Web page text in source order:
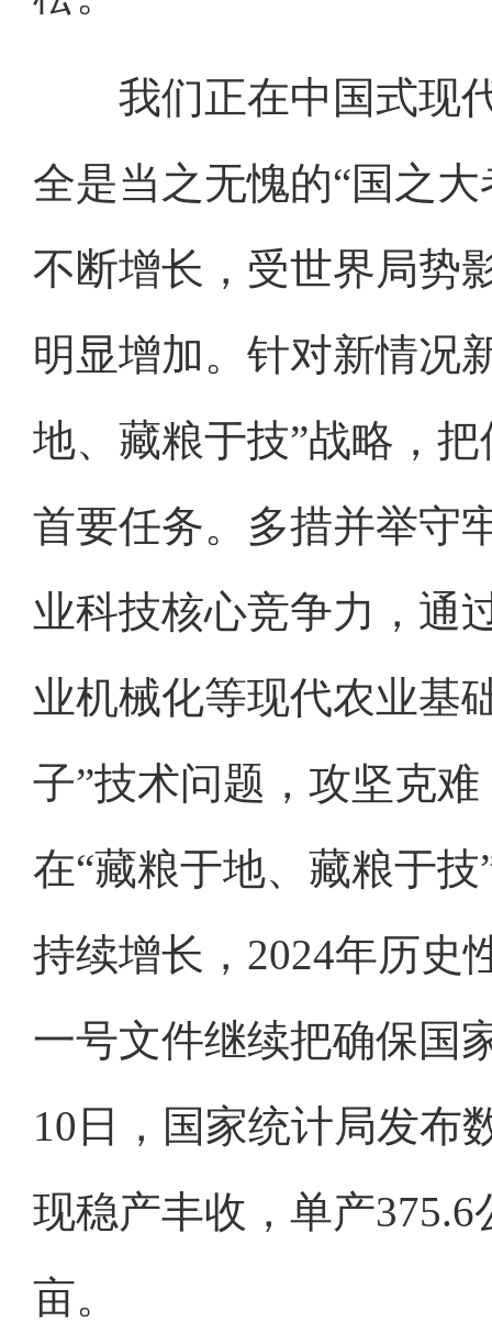
我们正在中国式现代
全是当之无愧的“国之
不断增长，受世界局势
明显增加。针对新情况
地、藏粮于技”战略，
首要任务。多措并举守
业科技核心竞争力，通
业机械化等现代农业基
子”技术问题，攻坚克
在“藏粮于地、藏粮于
持续增长，2024年历史
一号文件继续把确保国
10日，国家统计局发布
现稳产丰收，单产
亩。